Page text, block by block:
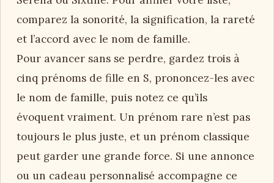
comparez la sonorité, la signification, la rareté
et l’accord avec le nom de famille.
Pour avancer sans se perdre, gardez trois à
cinq prénoms de fille en S, prononcez-les avec
le nom de famille, puis notez ce qu’ils
évoquent vraiment. Un prénom rare n’est pas
toujours le plus juste, et un prénom classique
peut garder une grande force. Si une annonce
ou un cadeau personnalisé accompagne ce